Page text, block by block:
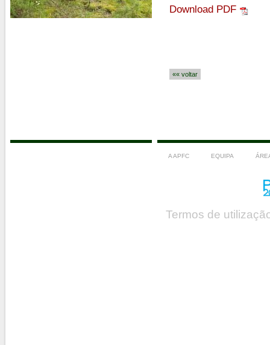
Download PDF
«« voltar
A APFC EQUIPA
Termos de